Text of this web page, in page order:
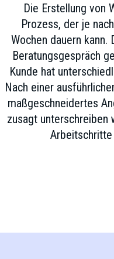
Die Erstellung von
Prozess, der je
Wochen dauern
Beratungsgespräch
Kunde hat
Nach einer
maßgeschneidertes
zusagt unterschreiben